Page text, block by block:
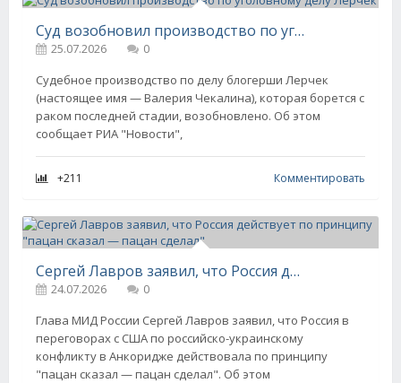
Суд возобновил производство по уголовному делу Лерчек
25.07.2026
0
Судебное производство по делу блогерши Лерчек
(настоящее имя — Валерия Чекалина), которая борется с
раком последней стадии, возобновлено. Об этом
сообщает РИА "Новости",
+211 Комментировать
Сергей Лавров заявил, что Россия действует по принципу "пацан сказал — пацан сделал"
24.07.2026
0
Глава МИД России Сергей Лавров заявил, что Россия в
переговорах с США по российско-украинскому
конфликту в Анкоридже действовала по принципу
"пацан сказал — пацан сделал". Об этом